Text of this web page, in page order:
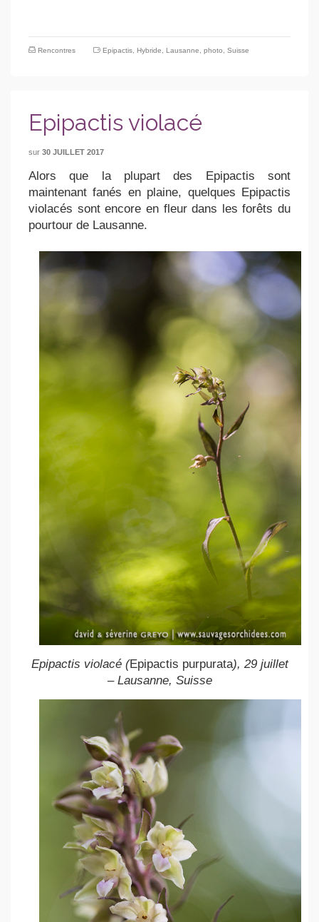
Rencontres Epipactis, Hybride, Lausanne, photo, Suisse
Epipactis violacé
sur 30 JUILLET 2017
Alors que la plupart des Epipactis sont
maintenant fanés en plaine, quelques Epipactis
violacés sont encore en fleur dans les forêts du
pourtour de Lausanne.
Epipactis violacé (Epipactis purpurata), 29 juillet
– Lausanne, Suisse